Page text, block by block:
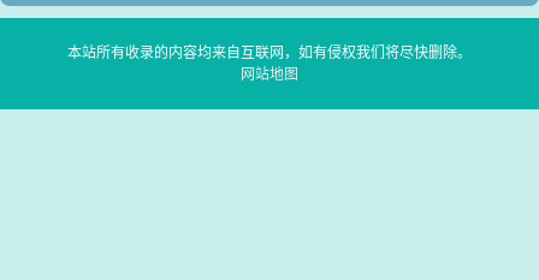
本站所有收录的内容均来自互联网，如有侵权我们将尽快删除。
网站地图